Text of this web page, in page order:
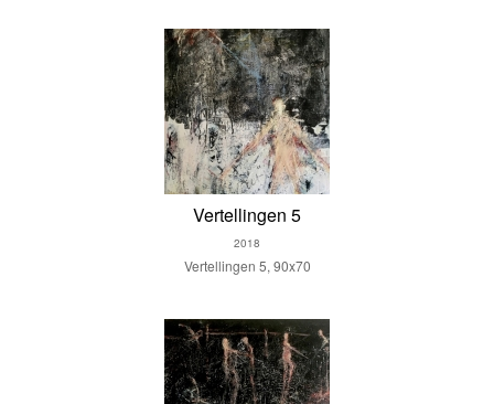
Vertellingen 5
2018
Vertellingen 5, 90x70